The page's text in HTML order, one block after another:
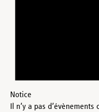
Notice
Il n’y a pas d’évènements